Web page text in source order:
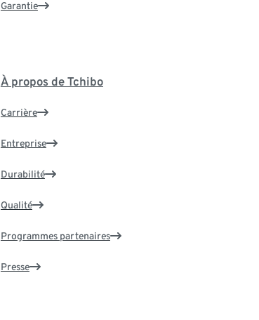
Garantie
À propos de Tchibo
Carrière
Entreprise
Durabilité
Qualité
Programmes partenaires
Presse